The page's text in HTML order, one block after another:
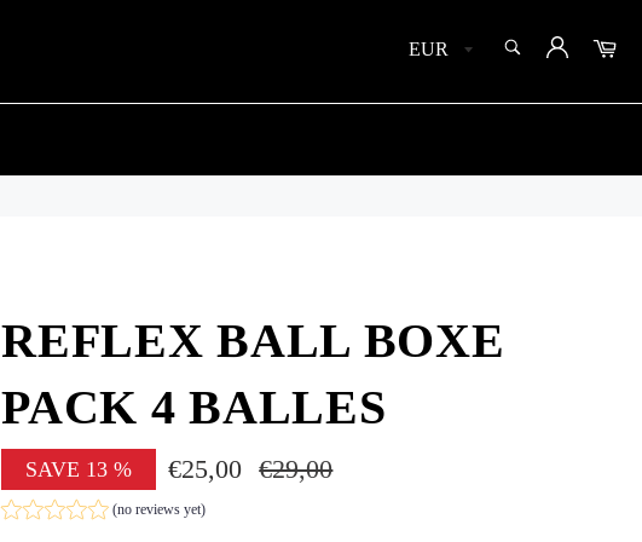
SEARCH
Search
REFLEX BALL BOXE
PACK 4 BALLES
SAVE 13 % €25,00
Regular
price
€29,00
(no reviews yet)